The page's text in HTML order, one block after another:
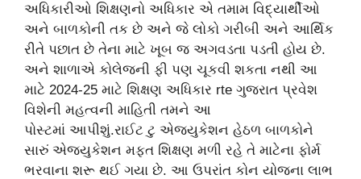
અધિકારીઓ શિક્ષણનો અધિકાર એ તમામ વિદ્યાર્થીઓ
અને બાળકોની તક છે અને જે લોકો ગરીબી અને આર્થિક
રીતે પછાત છે તેના માટે ખૂબ જ અગવડતા પડતી હોય છે.
અને શાળાએ કોલેજની ફી પણ ચૂકવી શકતા નથી આ
માટે 2024-25 માટે શિક્ષણ અધિકાર rte ગુજરાત પ્રવેશ
વિશેની મહત્વની માહિતી તમને આ
પોસ્ટમાં આપીશું.રાઈટ ટુ એજ્યુકેશન હેઠળ બાળકોને
સારું એજ્યુકેશન મફત શિક્ષણ મળી રહે તે માટેના ફોર્મ
ભરવાના શરૂ થઈ ગયા છે. આ ઉપરાંત કોન યોજના લાભ